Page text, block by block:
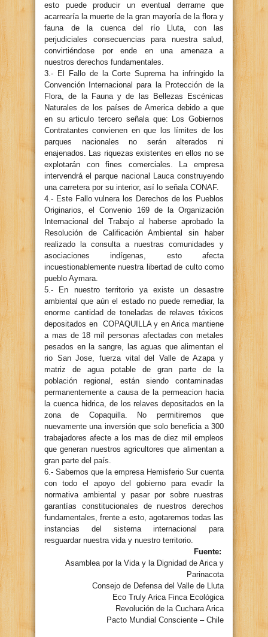
esto puede producir un eventual derrame que
acarrearía la muerte de la gran mayoría de la flora y
fauna de la cuenca del río Lluta, con las
perjudiciales consecuencias para nuestra salud,
convirtiéndose por ende en una amenaza a
nuestros derechos fundamentales.
3.- El Fallo de la Corte Suprema ha infringido la
Convención Internacional para la Protección de la
Flora, de la Fauna y de las Bellezas Escénicas
Naturales de los países de America debido a que
en su articulo tercero señala que: Los Gobiernos
Contratantes convienen en que los límites de los
parques nacionales no serán alterados ni
enajenados. Las riquezas existentes en ellos no se
explotarán con fines comerciales. La empresa
intervendrá el parque nacional Lauca construyendo
una carretera por su interior, así lo señala CONAF.
4.- Este Fallo vulnera los Derechos de los Pueblos
Originarios, el Convenio 169 de la Organización
Internacional del Trabajo al haberse aprobado la
Resolución de Calificación Ambiental sin haber
realizado la consulta a nuestras comunidades y
asociaciones indígenas, esto afecta
incuestionablemente nuestra libertad de culto como
pueblo Aymara.
5.- En nuestro territorio ya existe un desastre
ambiental que aún el estado no puede remediar, la
enorme cantidad de toneladas de relaves tóxicos
depositados en COPAQUILLA y en Arica mantiene
a mas de 18 mil personas afectadas con metales
pesados en la sangre, las aguas que alimentan el
rio San Jose, fuerza vital del Valle de Azapa y
matriz de agua potable de gran parte de la
población regional, están siendo contaminadas
permanentemente a causa de la permeacion hacia
la cuenca hidrica, de los relaves depositados en la
zona de Copaquilla. No permitiremos que
nuevamente una inversión que solo beneficia a 300
trabajadores afecte a los mas de diez mil empleos
que generan nuestros agricultores que alimentan a
gran parte del país.
6.- Sabemos que la empresa Hemisferio Sur cuenta
con todo el apoyo del gobierno para evadir la
normativa ambiental y pasar por sobre nuestras
garantías constitucionales de nuestros derechos
fundamentales, frente a esto, agotaremos todas las
instancias del sistema internacional para
resguardar nuestra vida y nuestro territorio.
Fuente:
Asamblea por la Vida y la Dignidad de Arica y
Parinacota
Consejo de Defensa del Valle de Lluta
Eco Truly Arica Finca Ecológica
Revolución de la Cuchara Arica
Pacto Mundial Consciente – Chile